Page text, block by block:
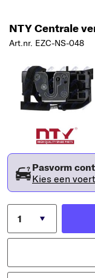
NTY Centrale
Art.nr. EZC-NS-048
Pasvorm
Kies een